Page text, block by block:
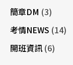
簡章DM (3)
考情NEWS (14)
開班資訊(6)